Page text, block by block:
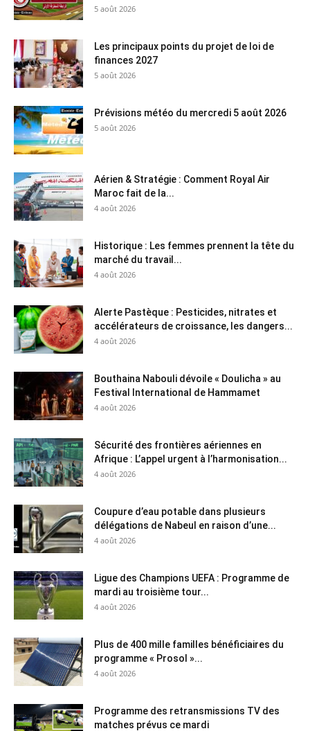
5 août 2026
Les principaux points du projet de loi de
finances 2027
5 août 2026
Prévisions météo du mercredi 5 août 2026
5 août 2026
Aérien & Stratégie : Comment Royal Air
Maroc fait de la...
4 août 2026
Historique : Les femmes prennent la tête du
marché du travail...
4 août 2026
Alerte Pastèque : Pesticides, nitrates et
accélérateurs de croissance, les dangers...
4 août 2026
Bouthaina Nabouli dévoile « Doulicha » au
Festival International de Hammamet
4 août 2026
Sécurité des frontières aériennes en
Afrique : L’appel urgent à l’harmonisation...
4 août 2026
Coupure d’eau potable dans plusieurs
délégations de Nabeul en raison d’une...
4 août 2026
Ligue des Champions UEFA : Programme de
mardi au troisième tour...
4 août 2026
Plus de 400 mille familles bénéficiaires du
programme « Prosol »...
4 août 2026
Programme des retransmissions TV des
matches prévus ce mardi